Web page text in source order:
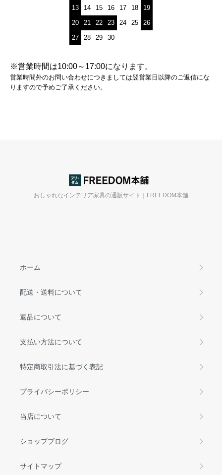
13
14 15 16 17 18
19
20
21 22 23 24 25
26
27
28 29 30
※営業時間は10:00～17:00になります。
営業時間外のお問い合わせにつきましては翌営業日以降のご返信にな
りますので予めご了承ください。
おしゃれなインテリア家具の通販サイト｜FREEDOM本舗
ホーム
配送・送料について
返品について
支払い方法について
特定商取引法に基づく表記
プライバシーポリシー
当店について
ショップブログ
サイトマップ